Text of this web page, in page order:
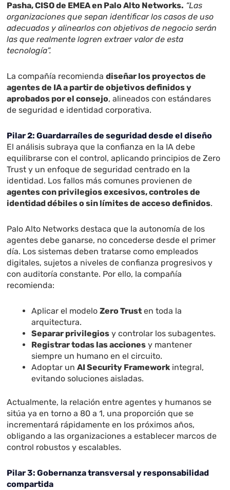
Pasha, CISO de EMEA en Palo Alto Networks. “Las
organizaciones que sepan identificar los casos de uso
adecuados y alinearlos con objetivos de negocio serán
las que realmente logren extraer valor de esta
tecnología”.
La compañía recomiendadiseñar los proyectos de
agentes de IA a partir de objetivos definidos y
aprobados por el consejo, alineados con estándares
de seguridad e identidad corporativa.
Pilar 2: Guardarraíles de seguridad desde el diseño
El análisis subraya que la confianza en la IA debe
equilibrarse con el control, aplicando principios de Zero
Trust y un enfoque de seguridad centrado en la
identidad. Los fallos más comunes provienen de
agentes con privilegios excesivos, controles de
identidad débiles o sin límites de acceso definidos.
Palo Alto Networks destaca que la autonomía de los
agentes debe ganarse, no concederse desde el primer
día. Los sistemas deben tratarse como empleados
digitales, sujetos a niveles de confianza progresivos y
con auditoría constante. Por ello, la compañía
recomienda:
Aplicar el modeloZero Trust en toda la
arquitectura.
Separar privilegios y controlar los subagentes.
Registrar todas las acciones y mantener
siempre un humano en el circuito.
Adoptar unAI Security Framework integral,
evitando soluciones aisladas.
Actualmente, la relación entre agentes y humanos se
sitúa ya en torno a 80 a 1, una proporción que se
incrementará rápidamente en los próximos años,
obligando a las organizaciones a establecer marcos de
control robustos y escalables.
Pilar 3: Gobernanza transversal y responsabilidad
compartida